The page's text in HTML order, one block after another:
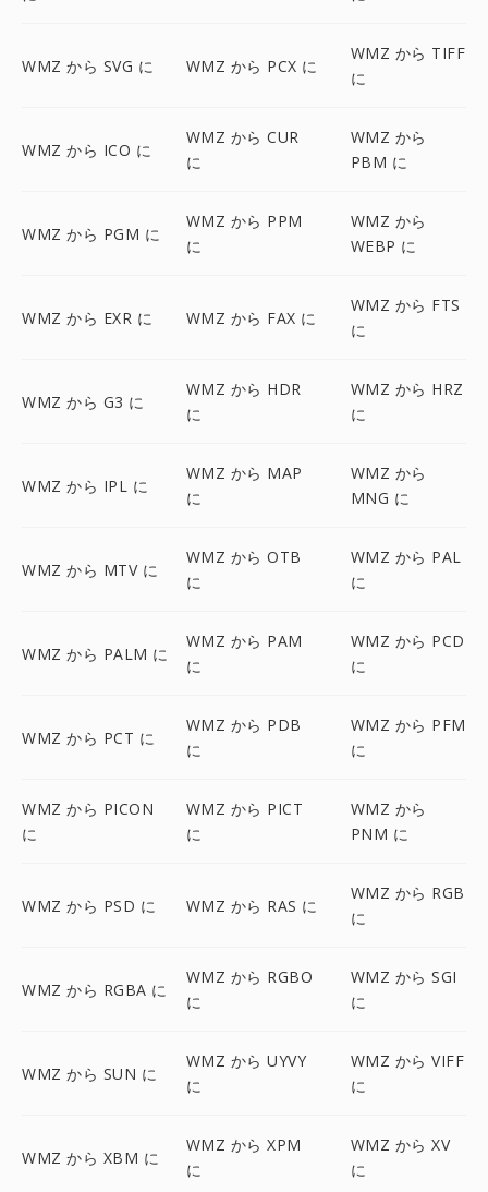
WMZ から SVG に WMZ から PCX に
WMZ から TIFF
に
WMZ から ICO に
WMZ から CUR
に
WMZ から
PBM に
WMZ から PGM に
WMZ から PPM
に
WMZ から
WEBP に
WMZ から EXR に WMZ から FAX に
WMZ から FTS
に
WMZ から G3 に
WMZ から HDR
に
WMZ から HRZ
に
WMZ から IPL に
WMZ から MAP
に
WMZ から
MNG に
WMZ から MTV に
WMZ から OTB
に
WMZ から PAL
に
WMZ から PALM に
WMZ から PAM
に
WMZ から PCD
に
WMZ から PCT に
WMZ から PDB
に
WMZ から PFM
に
WMZ から PICON
に
WMZ から PICT
に
WMZ から
PNM に
WMZ から PSD に WMZ から RAS に
WMZ から RGB
に
WMZ から RGBA に
WMZ から RGBO
に
WMZ から SGI
に
WMZ から SUN に
WMZ から UYVY
に
WMZ から VIFF
に
WMZ から XBM に
WMZ から XPM
に
WMZ から XV
に